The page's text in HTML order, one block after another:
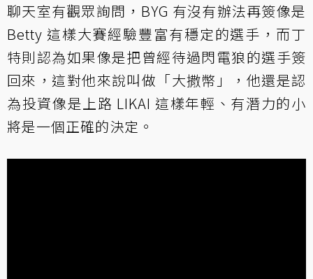
聊天室有觀眾詢問，BYG 有沒有辦法再簽像是
Betty 這樣大賽經驗豐富有穩定的選手，而丁
特則認為如果像是把曾經待過閃電狼的選手簽
回來，這對他來說叫做「大撒幣」，他還是認
為投資像是上路 LIKAI 這樣年輕、有潛力的小
將是一個正確的決定。